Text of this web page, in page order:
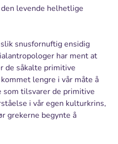
levende helhetlige
snusfornuftig ensidig
har ment at
de såkalte primitive
lengre i vår måte å
som tilsvarer de primitive
i vår egen kulturkrins,
grekerne begynte å